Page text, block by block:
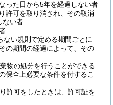
った日から5年を経過しない者
許可を取り消され、その取消
ない者
ない規則で定める期間ごとに
の期間の経過によって、その
物の処分を行うことができる
保全上必要な条件を付するこ
許可をしたときは、許可証を